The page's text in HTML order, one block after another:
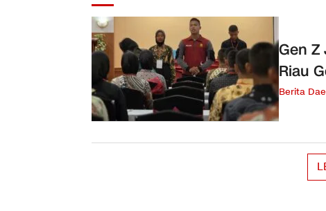
Gen Z
Riau
Berita